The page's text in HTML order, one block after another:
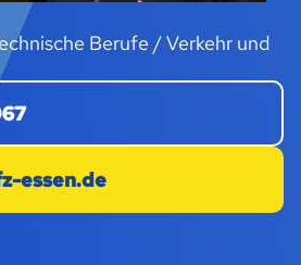
Berufe / Verkehr und
essen.de